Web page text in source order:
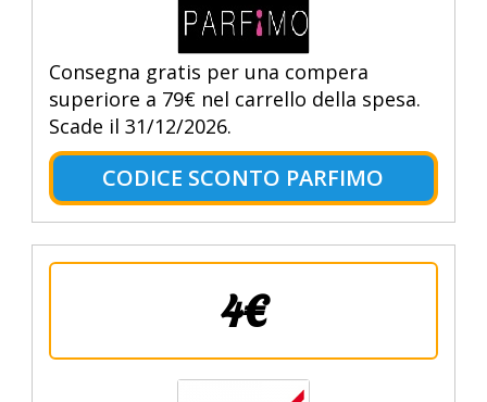
Consegna gratis per una compera
superiore a 79€ nel carrello della spesa.
Scade il 31/12/2026.
CODICE SCONTO PARFIMO
4€